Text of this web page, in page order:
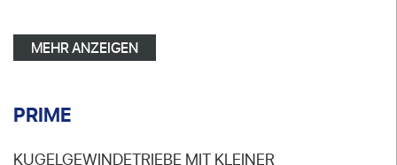
MEHR ANZEIGEN
PRIME
KUGELGEWINDETRIEBE MIT KLEINER